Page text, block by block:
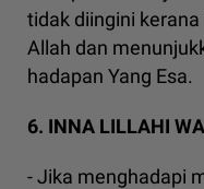
tidak diingini
Allah dan
hadapan Yang Esa.
6. INNA LILLAHI
- Jika menghadapi